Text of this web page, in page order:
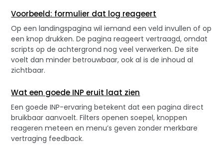
Voorbeeld: formulier dat log reageert
Op een landingspagina wil iemand een veld invullen of op
een knop drukken. De pagina reageert vertraagd, omdat
scripts op de achtergrond nog veel verwerken. De site
voelt dan minder betrouwbaar, ook al is de inhoud al
zichtbaar.
Wat een goede INP eruit laat zien
Een goede INP-ervaring betekent dat een pagina direct
bruikbaar aanvoelt. Filters openen soepel, knoppen
reageren meteen en menu’s geven zonder merkbare
vertraging feedback.